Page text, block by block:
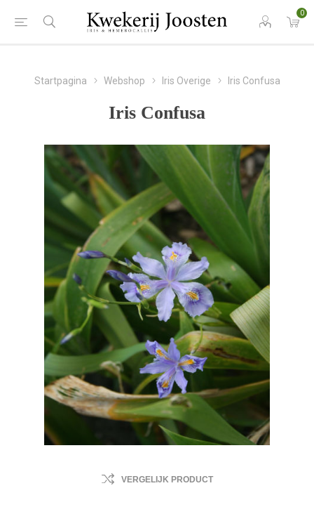
0
Startpagina Webshop Iris Overige Iris Confusa
Iris Confusa
VERGELIJK PRODUCT